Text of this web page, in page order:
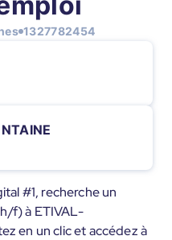
1327782454
#1, recherche un
f) à ETIVAL-
en un clic et accédez à